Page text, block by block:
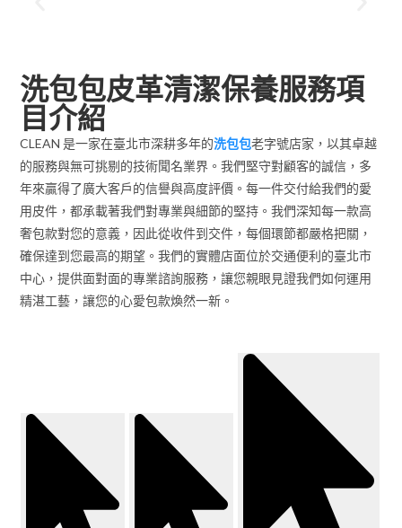
洗包包皮革清潔保養服務項
目介紹
CLEAN 是一家在臺北市深耕多年的洗包包老字號店家，以其卓越
的服務與無可挑剔的技術聞名業界。我們堅守對顧客的誠信，多
年來贏得了廣大客戶的信譽與高度評價。每一件交付給我們的愛
用皮件，都承載著我們對專業與細節的堅持。我們深知每一款高
奢包款對您的意義，因此從收件到交件，每個環節都嚴格把關，
確保達到您最高的期望。我們的實體店面位於交通便利的臺北市
中心，提供面對面的專業諮詢服務，讓您親眼見證我們如何運用
精湛工藝，讓您的心愛包款煥然一新。